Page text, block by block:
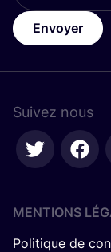
Envoyer
Suivez nous
MENTIONS
Politique de